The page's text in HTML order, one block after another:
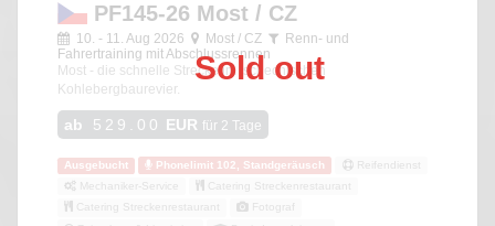
Sold out
PF145-26 Most / CZ
10. - 11. Aug 2026 Most / CZ
Renn- und
Fahrertraining mit Abschlussrennen
Most - die schnelle Strecke im tschechischen
Kohlebergbaurevier.
ab 529.00 EUR für 2 Tage
Ausgebucht Phonelimit 102, Standgeräusch
Reifendienst
Mechaniker-Service
Catering Streckenrestaurant
Catering Streckenrestaurant
Fotograf